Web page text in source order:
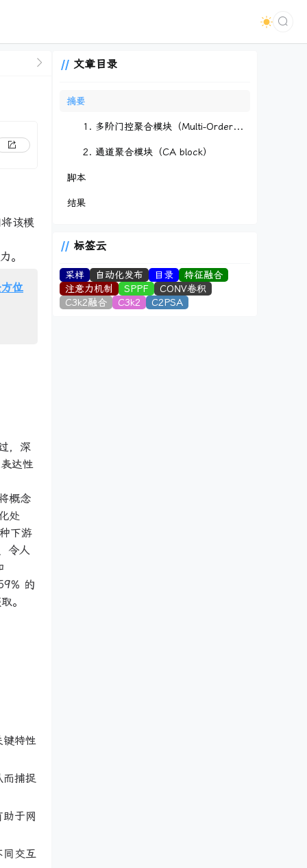
该模
。
位
，深
达性
概念
处
下游
令人
的
。
键特性
而捕捉
于网
同交互
文章目录
摘要
1. 多阶门控聚合模块（Multi-Order Gated Aggregation）
2. 通道聚合模块（CA block）
脚本
结果
标签云
采样 自动化发布 目录
特征融合
注意力机制
SPPF
CONV卷积
C3k2融合
C3k2 C2PSA